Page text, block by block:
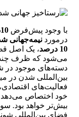
با وجود پیش‌فرض 10درصدی
درمورد نیمه‌جهانی
10 درصد
، یک اصل
می‌شود که ظرف چند
بین‌المللی شدن در
خود اختصاص می‌دهد
بیش‌تر خواهد بود.
فضای بین‌المللی